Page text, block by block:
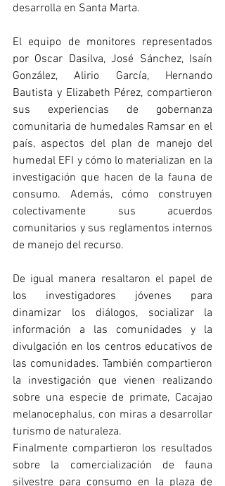
desarrolla en Santa Marta.
El equipo de monitores representados
por Oscar Dasilva, José Sánchez, Isaín
González, Alirio García, Hernando
Bautista y Elizabeth Pérez, compartieron
sus experiencias de gobernanza
comunitaria de humedales Ramsar en el
país, aspectos del plan de manejo del
humedal EFI y cómo lo materializan en la
investigación que hacen de la fauna de
consumo. Además, cómo construyen
colectivamente sus acuerdos
comunitarios y sus reglamentos internos
de manejo del recurso.
De igual manera resaltaron el papel de
los investigadores jóvenes para
dinamizar los diálogos, socializar la
información a las comunidades y la
divulgación en los centros educativos de
las comunidades. También compartieron
la investigación que vienen realizando
sobre una especie de primate, Cacajao
melanocephalus, con miras a desarrollar
turismo de naturaleza.
Finalmente compartieron los resultados
sobre la comercialización de fauna
silvestre para consumo en la plaza de